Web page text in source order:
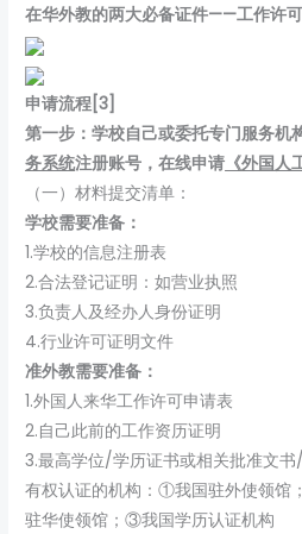
在华外教的两大必备证件——工作许
申请流程[3]
第一步：学校自己或委托专门服务机
务系统注册账号，在线申请 《外国人
（一）材料提交清单：
学校需要准备：
1.学校的信息注册表
2.合法登记证明：如营业执照
3.负责人及经办人身份证明
4.行业许可证明文件
准外教需要准备：
1.外国人来华工作许可申请表
2.自己此前的工作资历证明
3.最高学位/学历证书或相关批准文
有权认证的机构：①我国驻外使领馆
驻华使领馆；③我国学历认证机构